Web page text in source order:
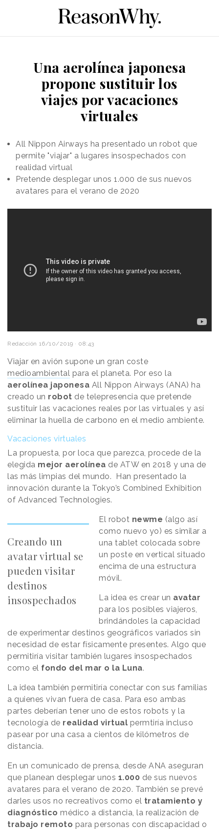
Una aerolínea japonesa
propone sustituir los
viajes por vacaciones
virtuales
All Nippon Airways ha presentado un robot que
permite "viajar" a lugares insospechados con
realidad virtual
Pretende desplegar unos 1.000 de sus nuevos
avatares para el verano de 2020
Redacción 16/10/2019 · 08:43
Viajar en avión supone un gran coste
medioambiental para el planeta. Por eso la
aerolínea japonesa All Nippon Airways (ANA) ha
creado un robot de telepresencia que pretende
sustituir las vacaciones reales por las virtuales y así
eliminar la huella de carbono en el medio ambiente.
Vacaciones virtuales
La propuesta, por loca que parezca, procede de la
elegida mejor aerolínea de ATW en 2018 y una de
las más limpias del mundo. Han presentado la
innovación durante la Tokyo’s Combined Exhibition
of Advanced Technologies.
Creando un
avatar virtual se
pueden visitar
destinos
insospechados
El robot newme (algo así
como nuevo yo) es similar a
una tablet colocada sobre
un poste en vertical situado
encima de una estructura
móvil.
La idea es crear un avatar
para los posibles viajeros,
brindándoles la capacidad
de experimentar destinos geográficos variados sin
necesidad de estar físicamente presentes. Algo que
permitiría visitar también lugares insospechados
como el fondo del mar o la Luna.
La idea también permitiría conectar con sus familias
a quienes vivan fuera de casa. Para eso ambas
partes deberían tener uno de estos robots y la
tecnología de realidad virtual permtiría incluso
pasear por una casa a cientos de kilómetros de
distancia.
En un comunicado de prensa, desde ANA aseguran
que planean desplegar unos 1.000 de sus nuevos
avatares para el verano de 2020. También se prevé
darles usos no recreativos como el tratamiento y
diagnóstico médico a distancia, la realización de
trabajo remoto para personas con discapacidad o